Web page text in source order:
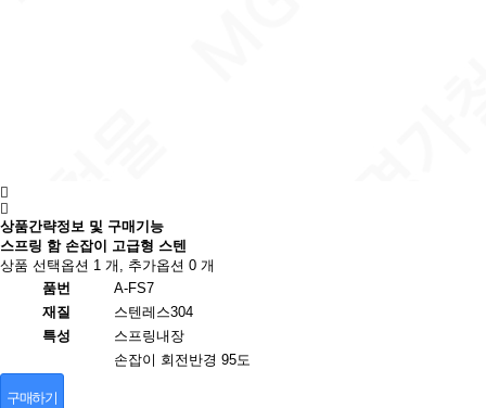
상품간략정보 및 구매기능
스프링 함 손잡이 고급형 스텐
상품 선택옵션 1 개, 추가옵션 0 개
품번
A-FS7
재질
스텐레스304
특성
스프링내장
손잡이 회전반경 95도
구매하기